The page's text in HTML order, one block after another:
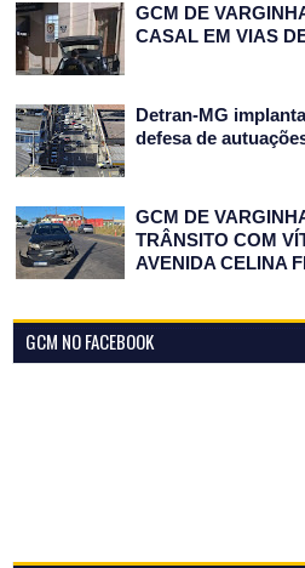
GCM DE
CASAL EM VIAS
Detran-MG
defesa de
GCM DE
TRÂNSITO COM
AVENIDA CELINA
GCM NO FACEBOOK